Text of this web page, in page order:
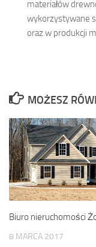
materiałów
wykorzystywane
oraz w produkcji
MOŻESZ
Biuro nieruchomości
8 MARCA 2017